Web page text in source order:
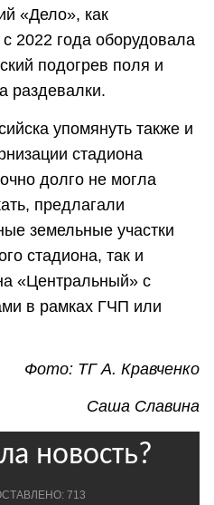
«Дело», как
2022 года оборудовала
подогрев поля и
раздевалки.
упомянуть также и
стадиона
долго не могла
предлагали
земельные участки
стадиона, так и
«Центральный» с
в рамках ГЧП или
Фото: ТГ А. Кравченко
Саша Славина